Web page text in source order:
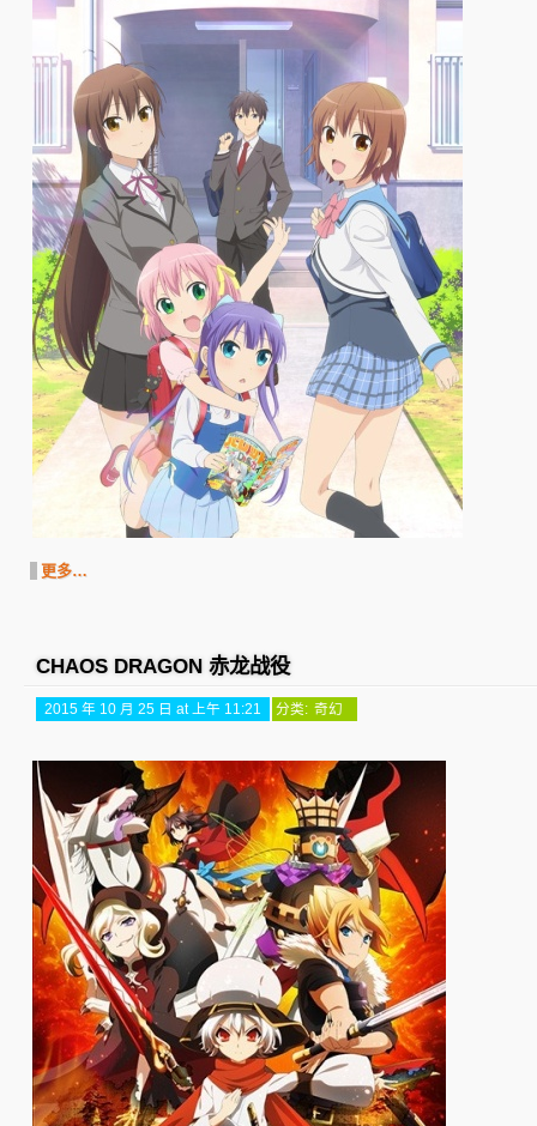
更多…
CHAOS DRAGON 赤龙战役
2015 年 10 月 25 日 at 上午 11:21 分类: 奇幻